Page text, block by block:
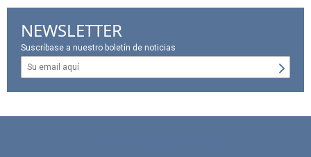
NEWSLETTER
Suscríbase a nuestro boletín de noticias